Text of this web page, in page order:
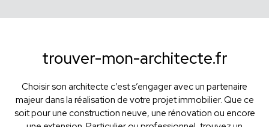
trouver-mon-architecte.fr
Choisir son architecte c’est s’engager avec un partenaire
majeur dans la réalisation de votre projet immobilier. Que ce
soit pour une construction neuve, une rénovation ou encore